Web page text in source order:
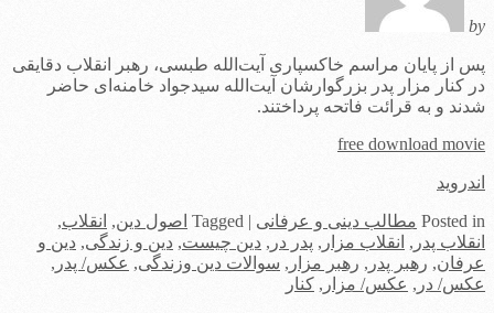
by
پس از پایان مراسم خاکسپاری آیت‌الله طبسی، رهبر انقلاب دقایقی
در کنار مزار پدر بزرگوارشان آیت‌الله سیدجواد خامنه‌ای حاضر
شدند و به قرائت فاتحه پرداختند.
free download movie
اندروید
Posted in مطالب دینی و عرفانی |
Tagged اصول دین, انقلاب,
انقلاب پدر , انقلاب مزار , پدر در , دین چیست, دین و زندگی, دین و
عرفان, رهبر پدر , رهبر مزار , سوالات دین وزندگی, عکس/ پدر ,
عکس/ در , عکس/ مزار , کنار